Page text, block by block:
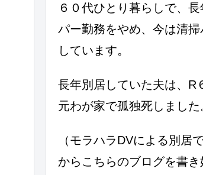
６０代ひとり暮らしで、
パー勤務をやめ、今は清掃
しています。
長年別居していた夫は、R
元わが家で孤独死しました
（モラハラDVによる別居
からこちらのブログを書き